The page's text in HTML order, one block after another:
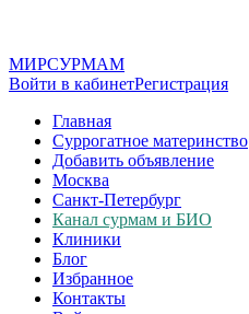
МИРСУРМАМ
Войти в кабинетРегистрация
Главная
Суррогатное материнство
Добавить объявление
Москва
Санкт-Петербург
Канал сурмам и БИО
Клиники
Блог
Избранное
Контакты